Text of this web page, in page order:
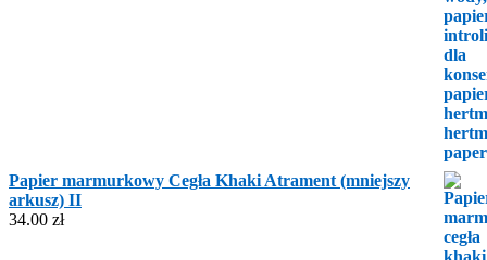
Papier marmurkowy Cegła Khaki Atrament (mniejszy
arkusz) II
34.00 zł